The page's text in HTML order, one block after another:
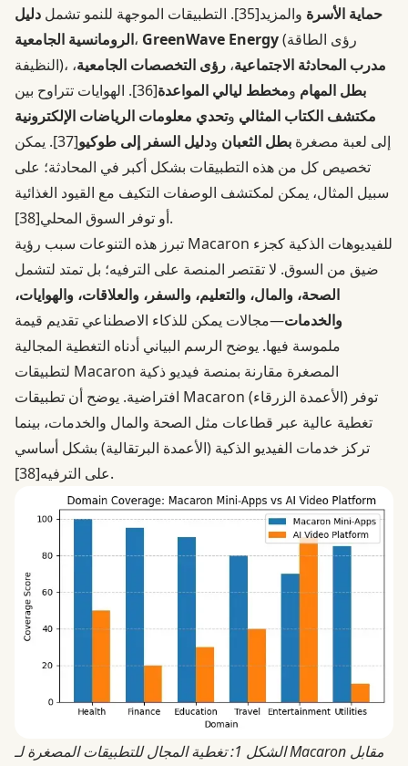
حماية الأسرة والمزيد[35] . التطبيقات الموجهة للنمو تشمل دليل
الرومانسية الجامعية، GreenWave Energy(رؤى الطاقة
النظيفة)،
مدرب المحادثة الاجتماعية، رؤى التخصصات الجامعية،
بطل المهام ومخطط ليالي المواعدة[36]
. الهوايات تتراوح بين
مكتشف الكتاب المثالي وتحدي معلومات الرياضات الإلكترونية
إلى لعبة مصغرة بطل الثعبان ودليل السفر إلى طوكيو[37]
. يمكن
تخصيص كل من هذه التطبيقات بشكل أكبر في المحادثة؛ على
سبيل المثال، يمكن لمكتشف الوصفات التكيف مع القيود الغذائية
أو توفر السوق المحلي[38]
.
تبرز هذه التنوعات سبب رؤية Macaron للفيديوهات الذكية كجزء
ضيق من السوق. لا تقتصر المنصة على الترفيه؛ بل تمتد لتشمل
الصحة، والمال، والتعليم، والسفر، والعلاقات، والهوايات،
والخدمات—مجالات يمكن للذكاء الاصطناعي تقديم قيمة
ملموسة فيها. يوضح الرسم البياني أدناه التغطية المجالية
لتطبيقات Macaron المصغرة مقارنة بمنصة فيديو ذكية
افتراضية. يوضح أن تطبيقات Macaron (الأعمدة الزرقاء) توفر
تغطية عالية عبر قطاعات مثل الصحة والمال والخدمات، بينما
تركز خدمات الفيديو الذكية (الأعمدة البرتقالية) بشكل أساسي
على الترفيه[38] .
الشكل 1: تغطية المجال للتطبيقات المصغرة لـ Macaron مقابل